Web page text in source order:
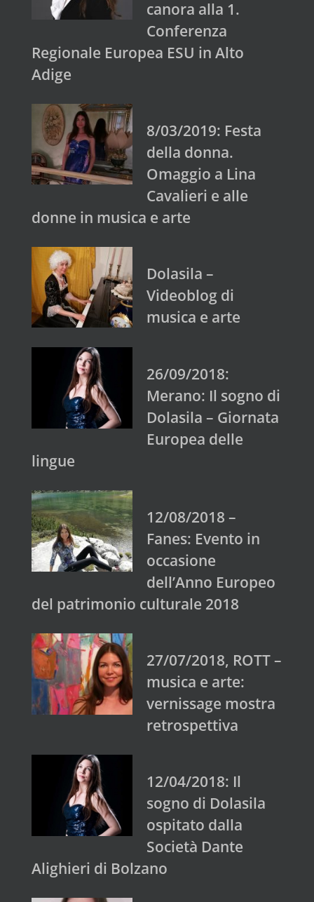
canora alla 1.
Conferenza
Regionale Europea ESU in Alto
Adige
8/03/2019: Festa
della donna.
Omaggio a Lina
Cavalieri e alle
donne in musica e arte
Dolasila –
Videoblog di
musica e arte
26/09/2018:
Merano: Il sogno di
Dolasila – Giornata
Europea delle
lingue
12/08/2018 –
Fanes: Evento in
occasione
dell’Anno Europeo
del patrimonio culturale 2018
27/07/2018, ROTT –
musica e arte:
vernissage mostra
retrospettiva
12/04/2018: Il
sogno di Dolasila
ospitato dalla
Società Dante
Alighieri di Bolzano